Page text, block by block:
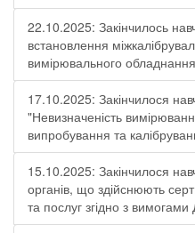
22.10.2025: Закінчилось
встановлення
вимірювального
17.10.2025: Закінчилося
"Невизначеність
випробування та
15.10.2025: Закінчилося
органів, що здійснюють
та послуг згідно з